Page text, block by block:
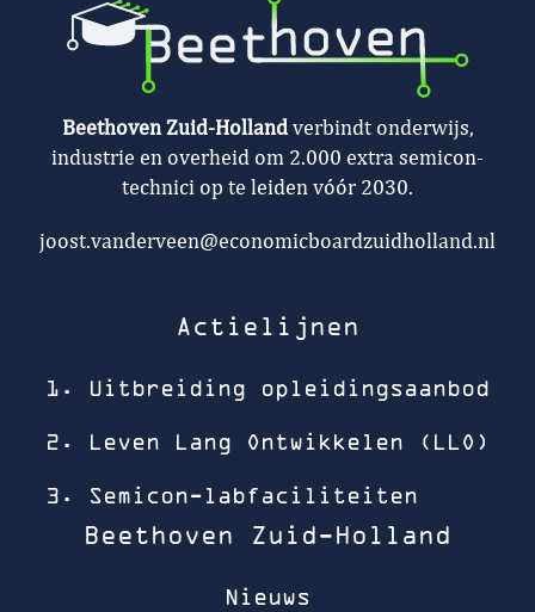
Beethoven Zuid-Holland verbindt onderwijs,
industrie en overheid om 2.000 extra semicon-
technici op te leiden vóór 2030.
joost.vanderveen@economicboardzuidholland.nl
Actielijnen
1. Uitbreiding opleidingsaanbod
2. Leven Lang Ontwikkelen (LLO)
3. Semicon-labfaciliteiten
Beethoven Zuid-Holland
Nieuws